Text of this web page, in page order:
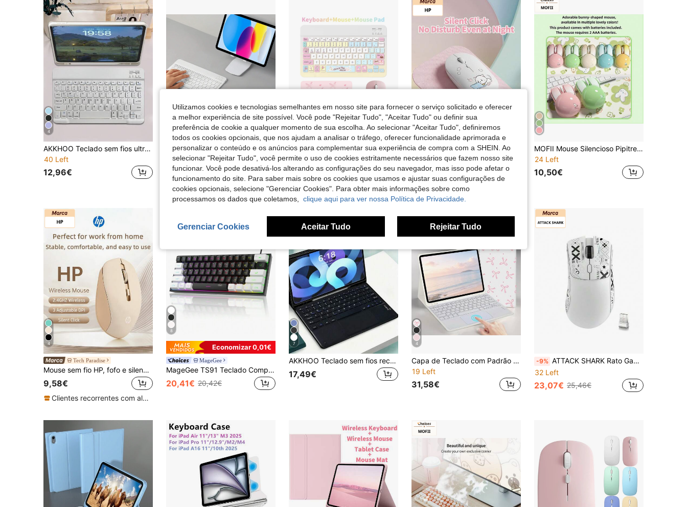
4
AKKHOO Teclado sem fios ultra fino de 10 polegadas, recarregável & silencioso, adequado para tablets/portáteis, mini teclado
40 Left
12,96€
Conjunto de teclado e mouse sem fio Bluetooth, ultrafino, portátil e compacto, compatível com tablets Android e Windows, smartphones, iPad Pro, iPad Air e iPad Mini. Suporta iPadOS/iOS 13 e versões superiores (branco).
(1000+)
17,12€
13
Conjunto de Teclado Bluetooth, Rato e Tapete de Rato, Teclado Sem Fios Portátil (150mAh) e Rato, Compatível com Tablet , Apple, Android, iOS, Windows, Presente de Regresso às Aulas (Branco)
18,03€
Mouse sem fio HP M241/2.4GHz USB, versão silenciosa, várias estampas fofas, portátil, compatível com iPad, Mac e Windows.
17 Left
9,21€
MOFII Mouse Silencioso Pipitree M6 Sem Fio Com Receptor Usb 2.4g Para Desktop Laptop Escritório
24 Left
10,50€
4
Tech Paradise
Mouse sem fio HP, fofo e silencioso, conexão estável de 2,4 GHz, mouse portátil S1000 PLUS, adequado para desktops e laptops, plug and play, o melhor presente para o Halloween e o Natal.
9,58€
Clientes recorrentes com alta taxa de retorno
8
Economizar 0,01€
MageGee
MageGee TS91 Teclado Compacto com Fio 60% 61 Teclas Retroiluminado RGB Pequeno Portátil Teclado de Membrana para Computador de Escritório Compatível com Windows PC Portátil Jogadores Branco/Preto
20,41€ 20,42€
7
AKKHOO Teclado sem fios recarregável com touchpad, mini teclado tátil, compatível com tablet iPad
17,49€
4
Capa de Teclado com Padrão de Laço e Ranhura para Caneta, Teclado Touchpad Recarregável Destacável, Compatível com Samsung Galaxy Tab / / Pad Se, Capa de Teclado Bluetooth Magnética
19 Left
31,58€
-9% ATTACK SHARK Rato Gaming Sem Fios, Ligação Tri-Modo (2.4G/Com Fio/BT5.2), Leve 55g, Sensor Ótico 18K DPI, Vida Útil de 20 Milhões de Cliques HUYU, Design Ergonómico, Compatível com PC/Portátil/Win/Mac
32 Left
23,07€ 25,46€
Utilizamos cookies e tecnologias semelhantes em nosso site para fornecer o serviço solicitado e oferecer
a melhor experiência de site possível. Você pode "Rejeitar Tudo", "Aceitar Tudo" ou definir sua
preferência de cookie a qualquer momento de sua escolha. Ao selecionar "Aceitar Tudo", definiremos
todos os cookies opcionais, que nos ajudam a analisar o tráfego, oferecer funcionalidade aprimorada e
personalizar o conteúdo e os anúncios para complementar sua experiência de compra com a SHEIN. Ao
selecionar "Rejeitar Tudo", você permite o uso de cookies estritamente necessários que fazem nosso site
funcionar. Você pode desativá-los alterando as configurações do seu navegador, mas isso pode afetar o
funcionamento do site. Para saber mais sobre os cookies que usamos e ajustar suas configurações de
cookies opcionais, selecione "Gerenciar Cookies". Para obter mais informações sobre como
processamos os dados que coletamos, clique aqui para ver nossa Política de Privacidade.
Gerenciar Cookies Aceitar Tudo Rejeitar Tudo